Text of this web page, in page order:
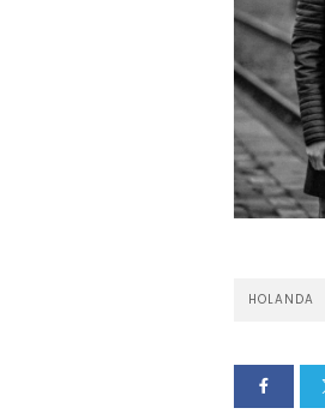
HOLANDA